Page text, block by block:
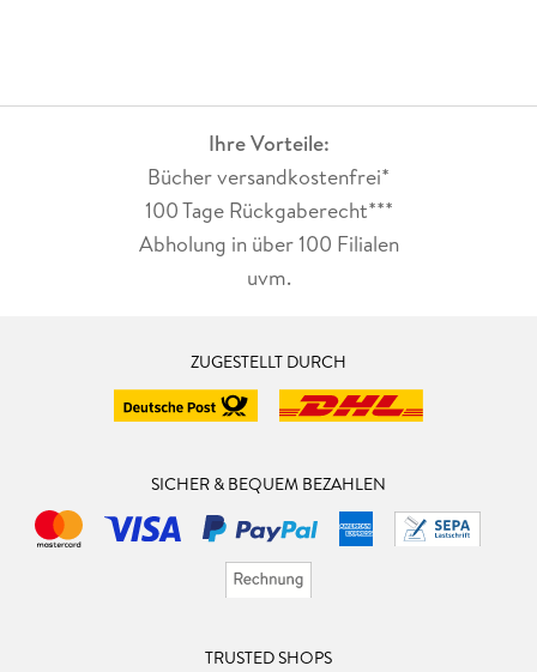
Ihre Vorteile:
Bücher versandkostenfrei*
100 Tage Rückgaberecht***
Abholung in über 100 Filialen
uvm.
ZUGESTELLT DURCH
SICHER & BEQUEM BEZAHLEN
TRUSTED SHOPS